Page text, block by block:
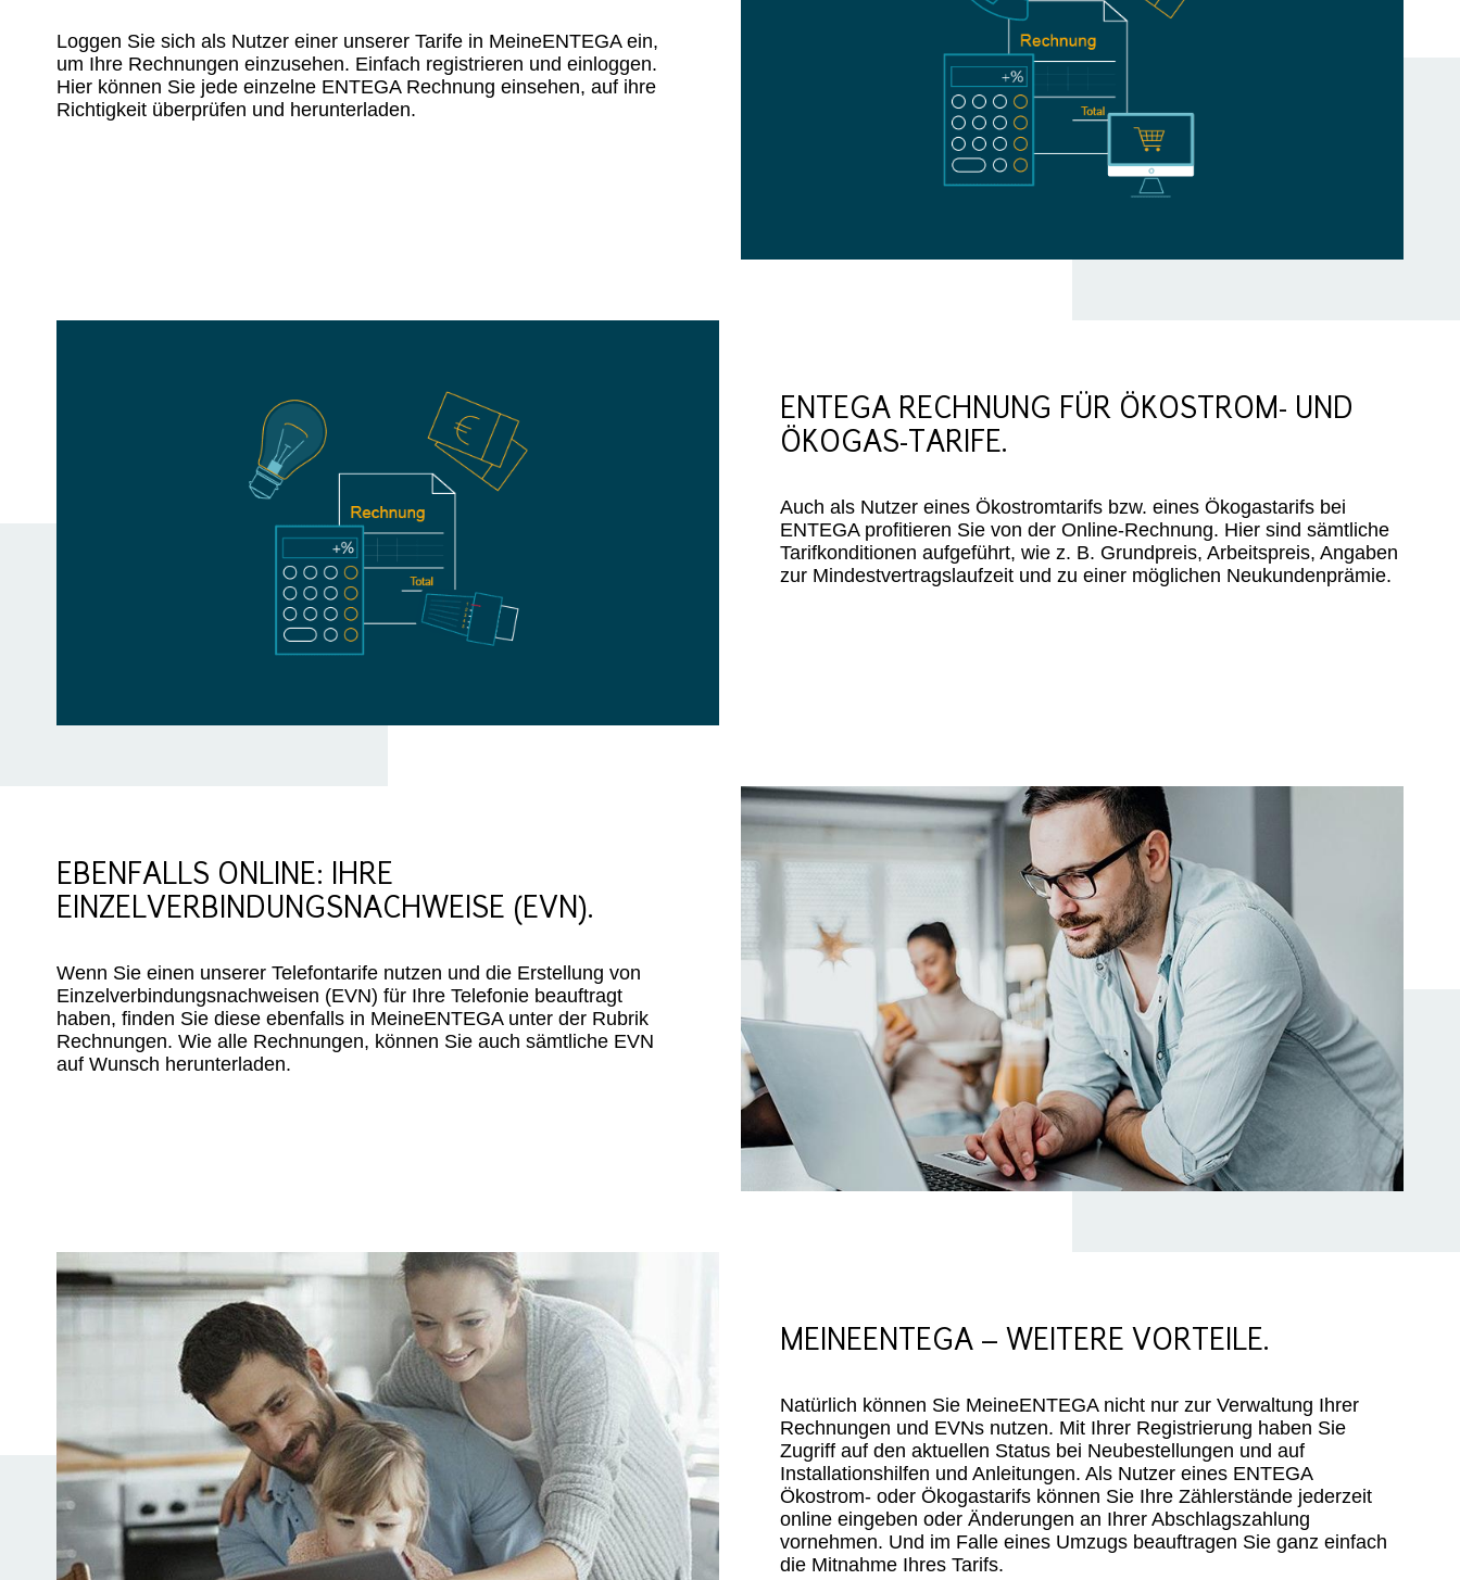
Loggen Sie sich als Nutzer einer unserer Tarife in MeineENTEGA ein,
um Ihre Rechnungen einzusehen. Einfach registrieren und einloggen.
Hier können Sie jede einzelne ENTEGA Rechnung einsehen, auf ihre
Richtigkeit überprüfen und herunterladen.
ENTEGA RECHNUNG FÜR ÖKOSTROM- UND
ÖKOGAS-TARIFE.
Auch als Nutzer eines Ökostromtarifs bzw. eines Ökogastarifs bei
ENTEGA profitieren Sie von der Online-Rechnung. Hier sind sämtliche
Tarifkonditionen aufgeführt, wie z. B. Grundpreis, Arbeitspreis, Angaben
zur Mindestvertragslaufzeit und zu einer möglichen Neukundenprämie.
EBENFALLS ONLINE: IHRE
EINZELVERBINDUNGSNACHWEISE (EVN).
Wenn Sie einen unserer Telefontarife nutzen und die Erstellung von
Einzelverbindungsnachweisen (EVN) für Ihre Telefonie beauftragt
haben, finden Sie diese ebenfalls in MeineENTEGA unter der Rubrik
Rechnungen. Wie alle Rechnungen, können Sie auch sämtliche EVN
auf Wunsch herunterladen.
MEINEENTEGA – WEITERE VORTEILE.
Natürlich können Sie MeineENTEGA nicht nur zur Verwaltung Ihrer
Rechnungen und EVNs nutzen. Mit Ihrer Registrierung haben Sie
Zugriff auf den aktuellen Status bei Neubestellungen und auf
Installationshilfen und Anleitungen. Als Nutzer eines ENTEGA
Ökostrom- oder Ökogastarifs können Sie Ihre Zählerstände jederzeit
online eingeben oder Änderungen an Ihrer Abschlagszahlung
vornehmen. Und im Falle eines Umzugs beauftragen Sie ganz einfach
die Mitnahme Ihres Tarifs.